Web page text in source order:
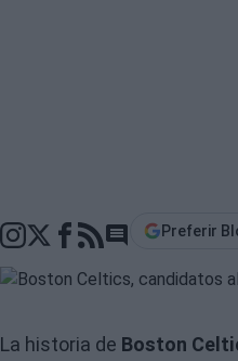
Go to comments
Preferir
La historia de Boston